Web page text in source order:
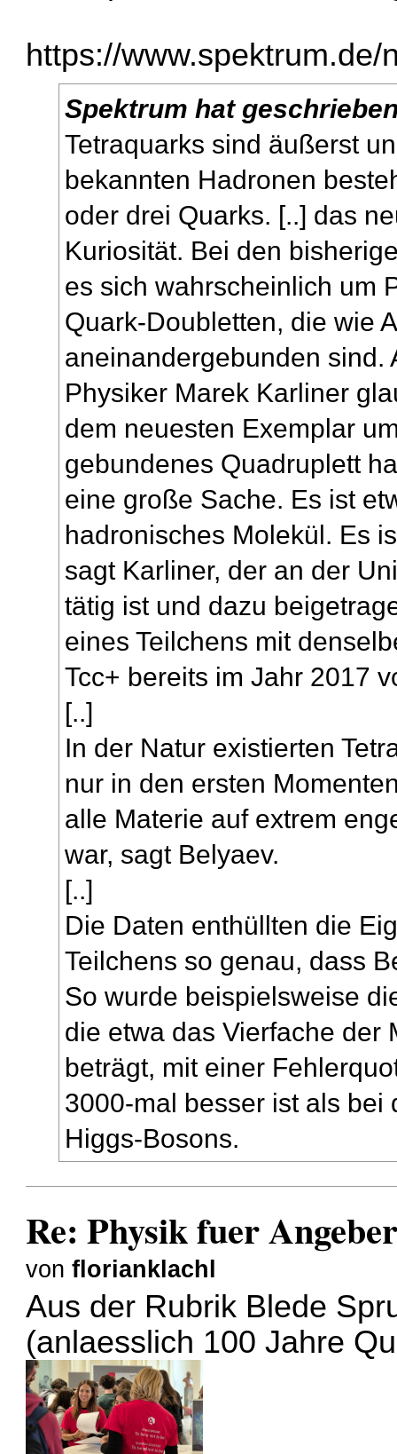
https://
Spektrum hat
Tetraquarks sind äußerst
bekannten Hadronen
oder drei Quarks. [..] das
Kuriosität. Bei den
es sich wahrscheinlich um
Quark-Doubletten, die wie
aneinandergebunden sind.
Physiker Marek Karliner
dem neuesten Exemplar
gebundenes Quadruplett
eine große Sache. Es ist
hadronisches Molekül. Es
sagt Karliner, der an der
tätig ist und dazu
eines Teilchens mit
Tcc+ bereits im Jahr 2017
[..]
In der Natur existierten
nur in den ersten
alle Materie auf extrem
war, sagt Belyaev.
[..]
Die Daten enthüllten die
Teilchens so genau, dass
So wurde beispielsweise
die etwa das Vierfache der
beträgt, mit einer
3000-mal besser ist als bei
Higgs-Bosons.
Re: Physik fuer
vonflorianklachl
Aus der Rubrik Blede
(anlaesslich 100 Jahre